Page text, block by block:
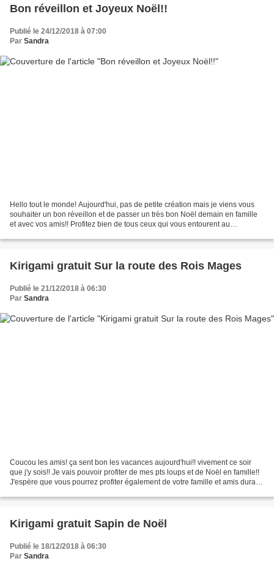
Bon réveillon et Joyeux Noël!!
Publié le 24/12/2018 à 07:00
Par Sandra
Hello tout le monde! Aujourd'hui, pas de petite création mais je viens vous
souhaiter un bon réveillon et de passer un très bon Noël demain en famille
et avec vos amis!! Profitez bien de tous ceux qui vous entourent au
Kirigami gratuit Sur la route des Rois Mages
Publié le 21/12/2018 à 06:30
Par Sandra
Coucou les amis! ça sent bon les vacances aujourd'hui!! vivement ce soir
que j'y sois!! Je vais pouvoir profiter de mes pts loups et de Noël en famille!!
J'espère que vous pourrez profiter également de votre famille et amis durant
Kirigami gratuit Sapin de Noël
Publié le 18/12/2018 à 06:30
Par Sandra